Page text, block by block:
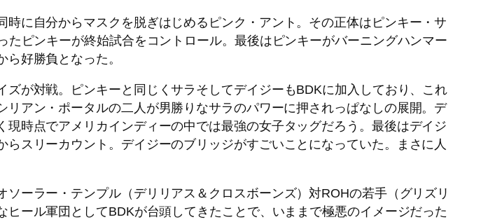
に自分からマスクを脱ぎはじめるピンク・アント。その正体はピンキー・サ
ピンキーが終始試合をコントロール。最後はピンキーがバーニングハンマー
好勝負となった。
が対戦。ピンキーと同じくサラそしてデイジーもBDKに加入しており、これ
リアン・ポータルの二人が男勝りなサラのパワーに押されっぱなしの展開。デ
時点でアメリカインディーの中では最強の女子タッグだろう。最後はデイジ
スリーカウント。デイジーのブリッジがすごいことになっていた。まさに人
ーラー・テンプル（デリリアス＆クロスボーンズ）対ROHの若手（グリズリ
ール軍団としてBDKが台頭してきたことで、いままで極悪のイメージだった